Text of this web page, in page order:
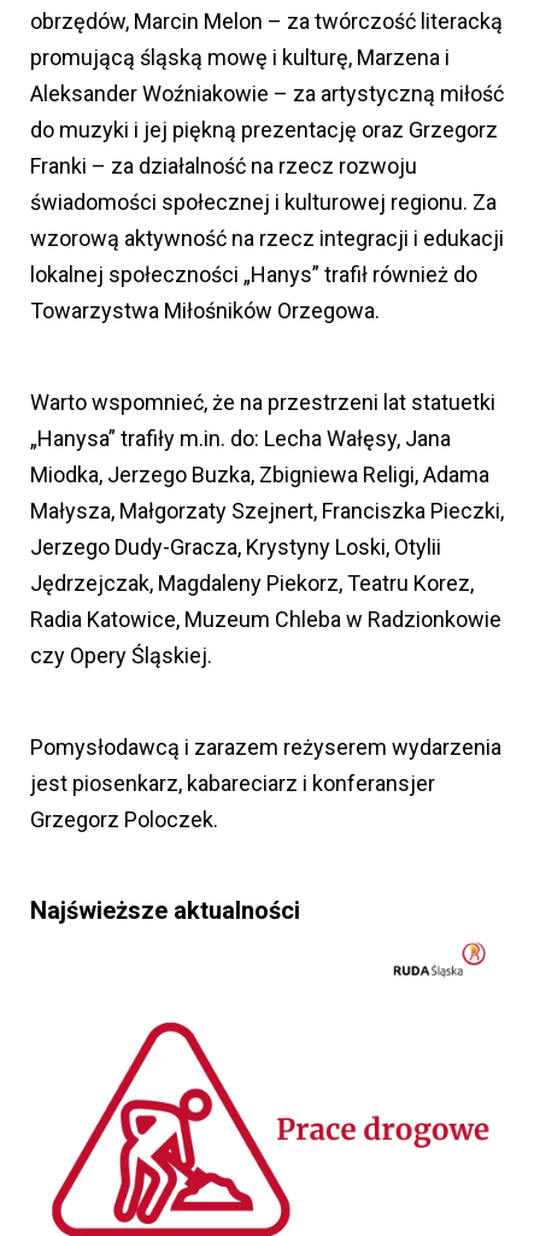
obrzędów, Marcin Melon – za twórczość literacką
promującą śląską mowę i kulturę, Marzena i
Aleksander Woźniakowie – za artystyczną miłość
do muzyki i jej piękną prezentację oraz Grzegorz
Franki – za działalność na rzecz rozwoju
świadomości społecznej i kulturowej regionu. Za
wzorową aktywność na rzecz integracji i edukacji
lokalnej społeczności „Hanys” trafił również do
Towarzystwa Miłośników Orzegowa.
Warto wspomnieć, że na przestrzeni lat statuetki
„Hanysa” trafiły m.in. do: Lecha Wałęsy, Jana
Miodka, Jerzego Buzka, Zbigniewa Religi, Adama
Małysza, Małgorzaty Szejnert, Franciszka Pieczki,
Jerzego Dudy-Gracza, Krystyny Loski, Otylii
Jędrzejczak, Magdaleny Piekorz, Teatru Korez,
Radia Katowice, Muzeum Chleba w Radzionkowie
czy Opery Śląskiej.
Pomysłodawcą i zarazem reżyserem wydarzenia
jest piosenkarz, kabareciarz i konferansjer
Grzegorz Poloczek.
Najświeższe aktualności